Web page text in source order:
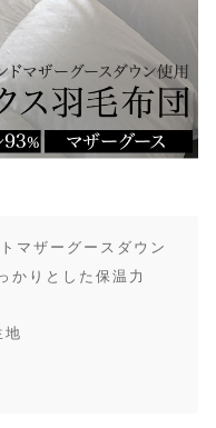
マザーグースダウン
かりとした保温力
地